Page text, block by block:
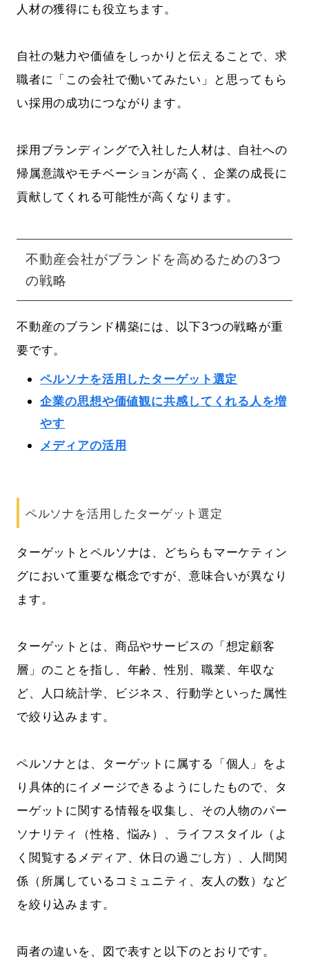
人材の獲得にも役立ちます。
自社の魅力や価値をしっかりと伝えることで、求
職者に「この会社で働いてみたい」と思ってもら
い採用の成功につながります。
採用ブランディングで入社した人材は、自社への
帰属意識やモチベーションが高く、企業の成長に
貢献してくれる可能性が高くなります。
不動産会社がブランドを高めるための3つ
の戦略
不動産のブランド構築には、以下3つの戦略が重
要です。
ペルソナを活用したターゲット選定
企業の思想や価値観に共感してくれる人を増
やす
メディアの活用
ペルソナを活用したターゲット選定
ターゲットとペルソナは、どちらもマーケティン
グにおいて重要な概念ですが、意味合いが異なり
ます。
ターゲットとは、商品やサービスの「想定顧客
層」のことを指し、年齢、性別、職業、年収な
ど、人口統計学、ビジネス、行動学といった属性
で絞り込みます。
ペルソナとは、ターゲットに属する「個人」をよ
り具体的にイメージできるようにしたもので、タ
ーゲットに関する情報を収集し、その人物のパー
ソナリティ（性格、悩み）、ライフスタイル（よ
く閲覧するメディア、休日の過ごし方）、人間関
係（所属しているコミュニティ、友人の数）など
を絞り込みます。
両者の違いを、図で表すと以下のとおりです。